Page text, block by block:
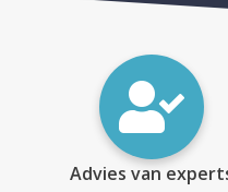
Advies van